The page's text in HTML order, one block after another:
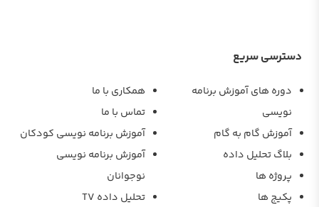
دسترسی سریع
دوره های آموزش برنامه
نویسی
آموزش گام به گام
بلاگ تحلیل داده
پروژه ها
پکیج ها
همکاری با ما
تماس با ما
آموزش برنامه نویسی کودکان
آموزش برنامه نویسی
نوجوانان
تحلیل داده TV